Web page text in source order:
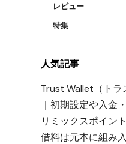
レビュー
特集
人気記事
Trust Wallet（トラ
｜初期設定や入金
リミックスポイン
借料は元本に組み